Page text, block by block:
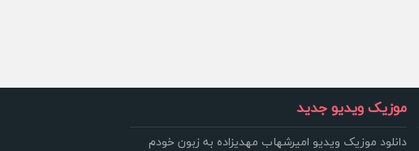
موزیک ویدیو جدید
دانلود موزیک ویدیو امیرشهاب مهدیزاده به زبون خودم